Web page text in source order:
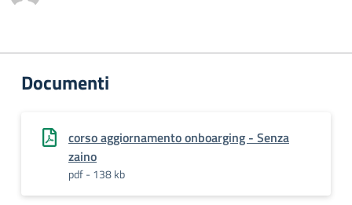
Documenti
corso aggiornamento onboarging - Senza
zaino
pdf - 138 kb